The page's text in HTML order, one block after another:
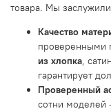
товара. Мы
Качество
проверенными
из хлопка ,
гарантирует
Проверенный
сотни моделей